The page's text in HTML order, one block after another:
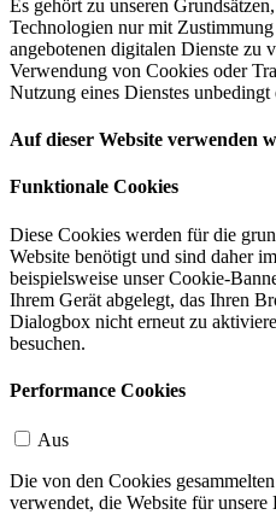
Es gehört zu unseren
Technologien nur mit
angebotenen digitalen Dienste zu
Verwendung von Cookies oder
Nutzung eines Dienstes
Auf dieser Website verwenden
Funktionale Cookies
Diese Cookies werden für die
Website benötigt und sind daher
beispielsweise unser Cookie-
Ihrem Gerät abgelegt, das Ihren
Dialogbox nicht erneut zu
besuchen.
Performance Cookies
Aus
Die von den Cookies
verwendet, die Website für unsere